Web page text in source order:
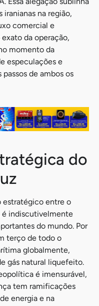
iranianas na região,
comercial e
da operação,
momento da
especulações e
de ambos os
do
estratégico entre o
é indiscutivelmente
do mundo. Por
terço de todo o
globalmente,
gás natural liquefeito.
é imensurável,
tem ramificações
energia e na